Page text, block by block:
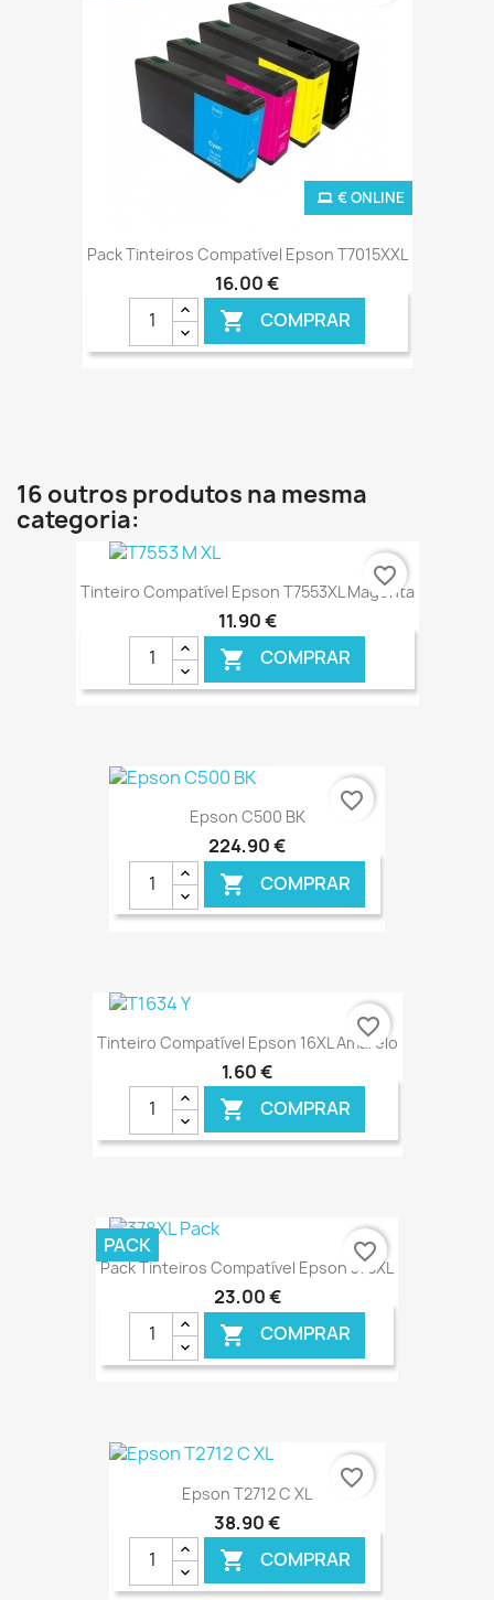
Pack Tinteiros Compatível Epson T7015XXL
16,00 €
 COMPRAR
€ ONLINE
16 outros produtos na mesma
categoria:
Tinteiro Compatível Epson T7553XL Magenta
11,90 €
 COMPRAR
€ ONLINE
favorite_border
Epson C500 BK
224,90 €
 COMPRAR
€ ONLINE
favorite_border
Tinteiro Compatível Epson 16XL Amarelo
1,60 €
 COMPRAR
€ ONLINE
favorite_border
Pack Tinteiros Compatível Epson 378XL
23,00 €
 COMPRAR
€ ONLINE
PACK favorite_border
Epson T2712 C XL
38,90 €
 COMPRAR
favorite_border